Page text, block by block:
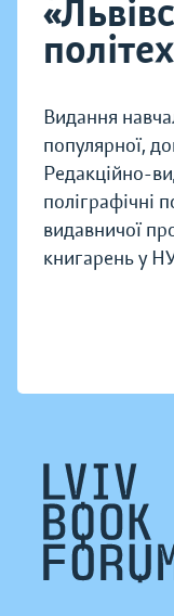
Видання
популярної,
Редакційно-
поліграфічні
видавничої
книгарень у